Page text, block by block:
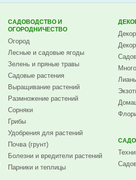
САДОВОДСТВО И
ОГОРОДНИЧЕСТВО
Огород
Лесные и садовые ягоды
Зелень и пряные травы
Садовые растения
Выращивание растений
Размножение растений
Сорняки
Грибы
Удобрения для растений
Почва (грунт)
Болезни и вредители растений
Парники и теплицы